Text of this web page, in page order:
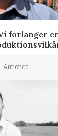
forlanger
Annonce